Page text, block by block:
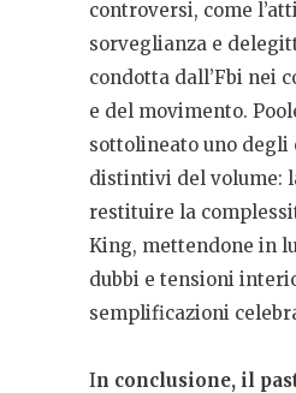
controversi, come
sorveglianza e
condotta dall’Fbi nei
e del movimento.
sottolineato uno degli
distintivi del volume:
restituire la
King, mettendone in
dubbi e tensioni
semplificazioni
In conclusione, il